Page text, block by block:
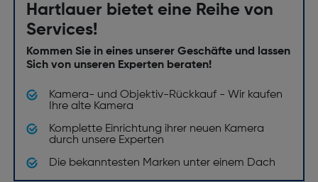
Hartlauer bietet eine Reihe von
Services!
Kommen Sie in eines unserer Geschäfte und lassen
Sich von unseren Experten beraten!
Kamera- und Objektiv-Rückkauf - Wir kaufen
Ihre alte Kamera
Komplette Einrichtung ihrer neuen Kamera
durch unsere Experten
Die bekanntesten Marken unter einem Dach